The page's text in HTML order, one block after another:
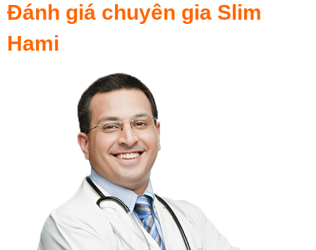
Đánh giá chuyên gia Slim
Hami